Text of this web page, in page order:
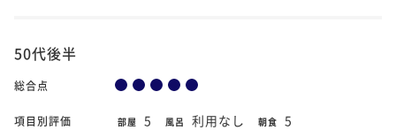
50代後半
総合点
項目別評価 部屋 5 風呂 利用なし 朝食 5